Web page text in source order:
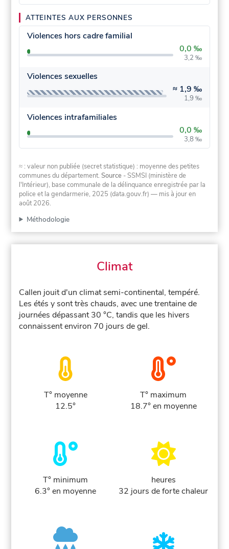
ATTEINTES AUX PERSONNES
Violences hors cadre familial
0,0 ‰
3,2 ‰
Violences sexuelles
≈ 1,9 ‰
1,9 ‰
Violences intrafamiliales
0,0 ‰
3,8 ‰
≈ : valeur non publiée (secret statistique) : moyenne des petites
communes du département.Source - SSMSI (ministère de
l'Intérieur), base communale de la délinquance enregistrée par la
police et la gendarmerie, 2025 (data.gouv.fr) — mis à jour en
août 2026.
Méthodologie
Climat
Callen jouit d'un climat semi-continental, tempéré.
Les étés y sont très chauds, avec une trentaine de
journées dépassant 30 °C, tandis que les hivers
connaissent environ 70 jours de gel.
T° moyenne
12.5°
T° maximum
18.7° en moyenne
T° minimum
6.3° en moyenne
heures
32 jours de forte chaleur